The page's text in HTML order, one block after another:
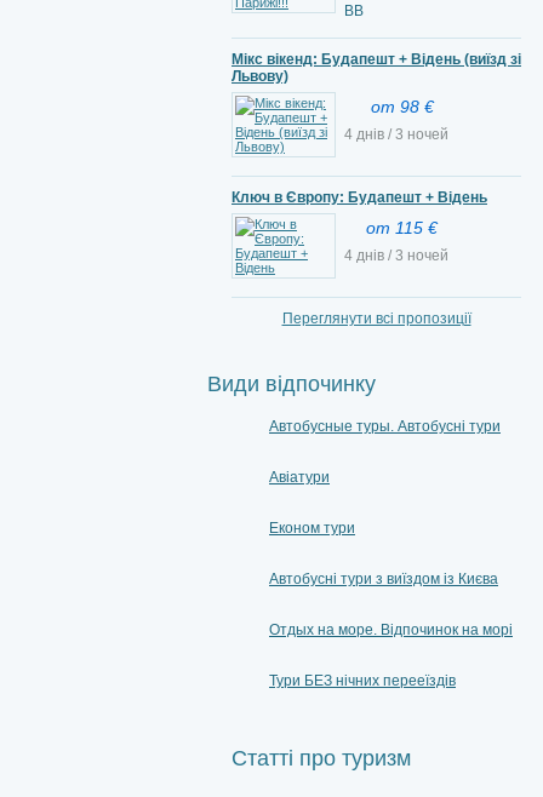
ВВ
Мікс вікенд: Будапешт + Відень (виїзд зі
Львову)
от 98 €
4 днів / 3 ночей
Ключ в Європу: Будапешт + Відень
от 115 €
4 днів / 3 ночей
Переглянути всі пропозиції
Види відпочинку
Автобусные туры. Автобусні тури
Авіатури
Економ тури
Автобусні тури з виїздом із Києва
Отдых на море. Відпочинок на морі
Тури БЕЗ нічних перееїздів
Статті про туризм